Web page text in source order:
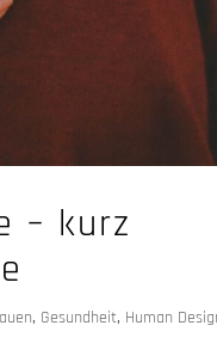
– kurz
, Gesundheit, Human